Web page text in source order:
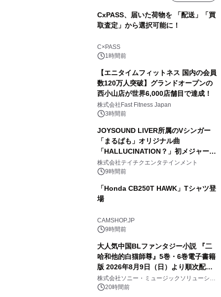
CxPASS、届いた荷物を 「配送」「買
取査定」から選択可能に！
C×PASS
1時間前
【エニタイムフィットネス 国内の会員
数120万人突破】グランドオープンの
西小山店が世界6,000店舗目で達成！
株式会社Fast Fitness Japan
3時間前
JOYSOUND LIVER所属のVシンガー
「まるぱも」オリジナル曲
「HALLUCINATION？」初メジャー配
信リリース決定！
株式会社テイチクエンタテインメント
9時間前
「Honda CB250T HAWK」Tシャツ登
場
CAMSHOP.JP
9時間前
大人気中国BLファンタジー小説 『二
哈和他的白猫師尊』5巻・6巻電子書籍
版 2026年8月9日（日）より順次配信
開始
株式会社ソニー・ミュージックソリューショ
ンズ20時間前